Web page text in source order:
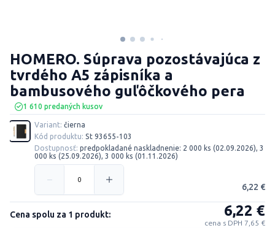
1 610 predaných kusov
HOMERO. Súprava pozostávajúca z
tvrdého A5 zápisníka a
bambusového guľôčkového pera
Variant: čierna
Kód produktu: St 93655-103
Dostupnosť: predpokladané naskladnenie: 2 000 ks (02.09.2026), 3
000 ks (25.09.2026), 3 000 ks (01.11.2026)
6,22 €
Cena spolu za 1 produkt: 6,22 €
cena s DPH 7,65 €